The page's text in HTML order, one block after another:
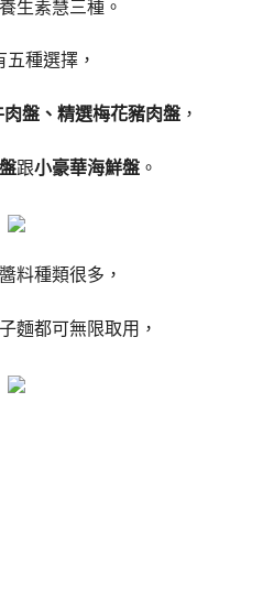
生素慧三種。
五種選擇，
肉盤、精選梅花豬肉盤 ，
跟小豪華海鮮盤 。
料種類很多，
麵都可無限取用，